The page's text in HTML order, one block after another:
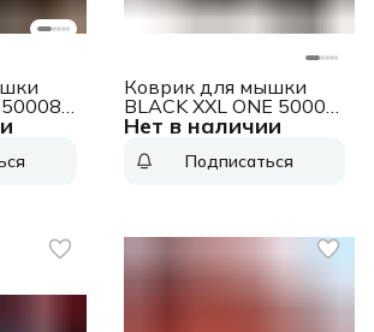
50008
Нет в наличии
Коврик для мышки
BLACK XXL ONE 50006
DEFENDER
Подписаться